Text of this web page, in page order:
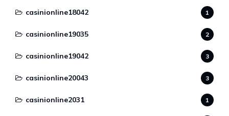
casinionline18042 1
casinionline19035 2
casinionline19042 3
casinionline20043 3
casinionline2031 1